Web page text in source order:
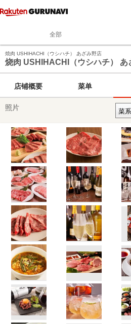
全部
焼肉 USHIHACHI（ウシハチ） あざみ野店
烧肉 USHIHACHI（ウシハチ） あ
店铺概要 菜单
照片